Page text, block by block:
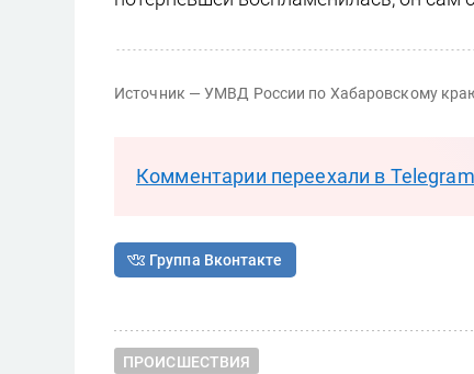
Источник — УМВД России по Хабаровскому
Комментарии переехали в
Группа Вконтакте
ПРОИСШЕСТВИЯ